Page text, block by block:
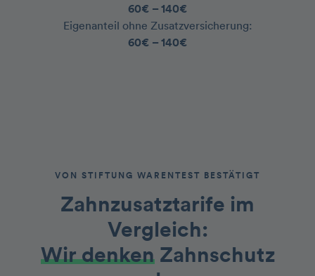
60€ – 140€
‍Eigenanteil ohne Zusatzversicherung:
60€ – 140€
VON STIFTUNG WARENTEST BESTÄTIGT
Zahnzusatztarife im
Vergleich:
Wir denken Zahnschutz